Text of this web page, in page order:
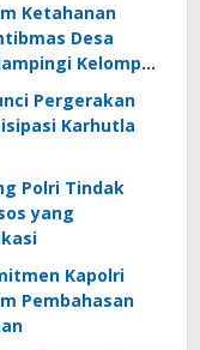
Ketahanan
Desa
Kelompok
Pergerakan
Karhutla
Polri Tindak
yang
Kapolri
Pembahasan